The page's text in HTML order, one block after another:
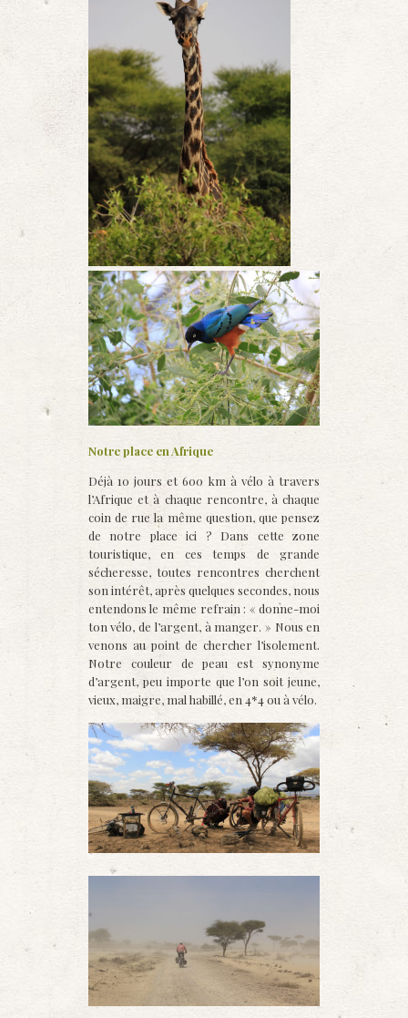
Notre place en Afrique
Déjà 10 jours et 600 km à vélo à travers
l’Afrique et à chaque rencontre, à chaque
coin de rue la même question, que pensez
de notre place ici ? Dans cette zone
touristique, en ces temps de grande
sécheresse, toutes rencontres cherchent
son intérêt, après quelques secondes, nous
entendons le même refrain : « donne-moi
ton vélo, de l’argent, à manger. » Nous en
venons au point de chercher l’isolement.
Notre couleur de peau est synonyme
d’argent, peu importe que l’on soit jeune,
vieux, maigre, mal habillé, en 4*4 ou à vélo.